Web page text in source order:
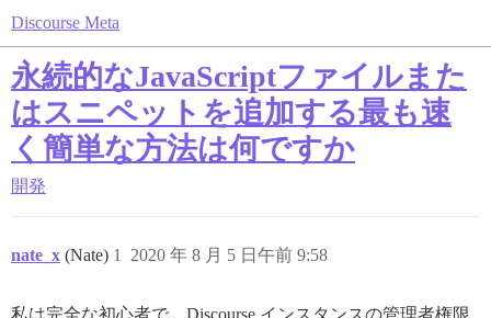
Discourse Meta
永続的なJavaScriptファイルまた
はスニペットを追加する最も速
く簡単な方法は何ですか
開発
nate_x (Nate) 2020 年 8 月 5 日午前 9:58
1
私は完全な初心者で、Discourse インスタンスの管理者権限